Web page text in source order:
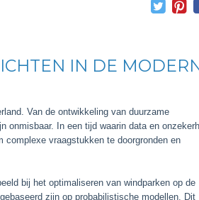
IN DE
Van de ontwikkeling van duurzame
onmisbaar. In een tijd waarin data en
vraagstukken te doorgronden en
bij het optimaliseren van windparken op de
zijn op probabilistische modellen. Dit